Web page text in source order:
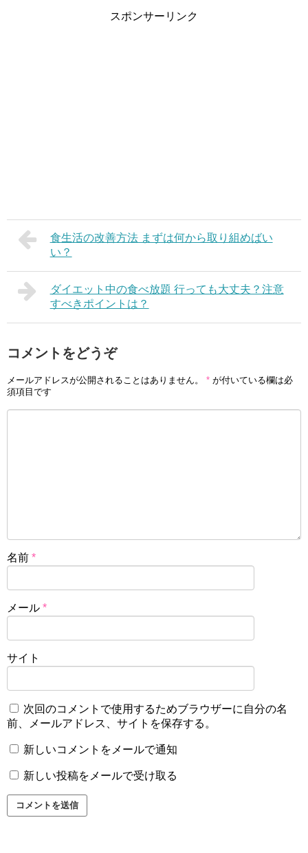
スポンサーリンク
食生活の改善方法 まずは何から取り組めばい
い？
ダイエット中の食べ放題 行っても大丈夫？注意
すべきポイントは？
コメントをどうぞ
メールアドレスが公開されることはありません。 * が付いている欄は必
須項目です
名前 *
メール *
サイト
次回のコメントで使用するためブラウザーに自分の名
前、メールアドレス、サイトを保存する。
新しいコメントをメールで通知
新しい投稿をメールで受け取る